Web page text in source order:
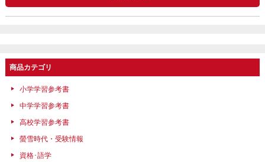
商品カテゴリ
小学学習参考書
中学学習参考書
高校学習参考書
螢雪時代・受験情報
資格･語学